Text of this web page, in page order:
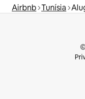
Airbnb Tunísia